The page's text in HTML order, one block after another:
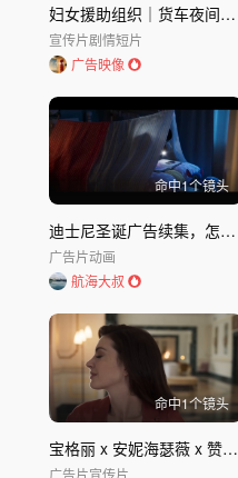
妇女援助组织｜货车夜间警告
宣传片剧情短片
广告映像
命中1个镜头
迪士尼圣诞广告续集，怎么这么好哭？
广告片动画
航海大叔
命中1个镜头
宝格丽 x 安妮海瑟薇 x 赞达亚 | 意想不到的奇观